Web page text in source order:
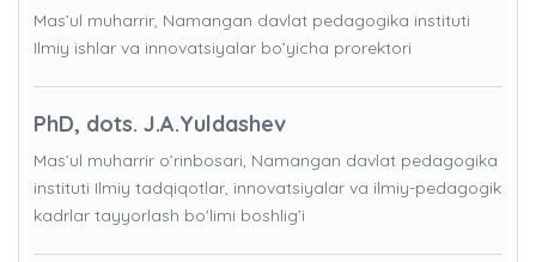
Mas’ul muharrir, Namangan davlat pedagogika instituti
Ilmiy ishlar va innovatsiyalar bo’yicha prorektori
PhD, dots. J.A.Yuldashev
Mas’ul muharrir o’rinbosari, Namangan davlat pedagogika
instituti Ilmiy tadqiqotlar, innovatsiyalar va ilmiy-pedagogik
kadrlar tayyorlash bo'limi boshlig’i